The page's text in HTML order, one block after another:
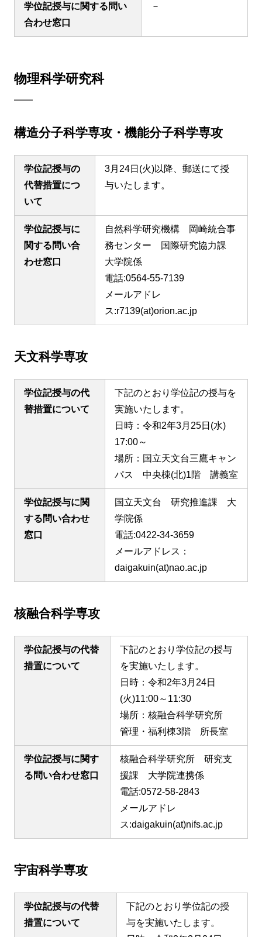
学位記授与に関する問い
合わせ窓口
－
物理科学研究科
構造分子科学専攻・機能分子科学専攻
学位記授与の
代替措置につ
いて
3月24日(火)以降、郵送にて授
与いたします。
学位記授与に
関する問い合
わせ窓口
自然科学研究機構 岡崎統合事
務センター 国際研究協力課
大学院係
電話:0564-55-7139
メールアドレ
ス:r7139(at)orion.ac.jp
天文科学専攻
学位記授与の代
替措置について
下記のとおり学位記の授与を
実施いたします。
日時：令和2年3月25日(水)
17:00～
場所：国立天文台三鷹キャン
パス 中央棟(北)1階 講義室
学位記授与に関
する問い合わせ
窓口
国立天文台 研究推進課 大
学院係
電話:0422-34-3659
メールアドレス：
daigakuin(at)nao.ac.jp
核融合科学専攻
学位記授与の代替
措置について
下記のとおり学位記の授与
を実施いたします。
日時：令和2年3月24日
(火)11:00～11:30
場所：核融合科学研究所
管理・福利棟3階 所長室
学位記授与に関す
る問い合わせ窓口
核融合科学研究所 研究支
援課 大学院連携係
電話:0572-58-2843
メールアドレ
ス:daigakuin(at)nifs.ac.jp
宇宙科学専攻
学位記授与の代替
措置について
下記のとおり学位記の授
与を実施いたします。